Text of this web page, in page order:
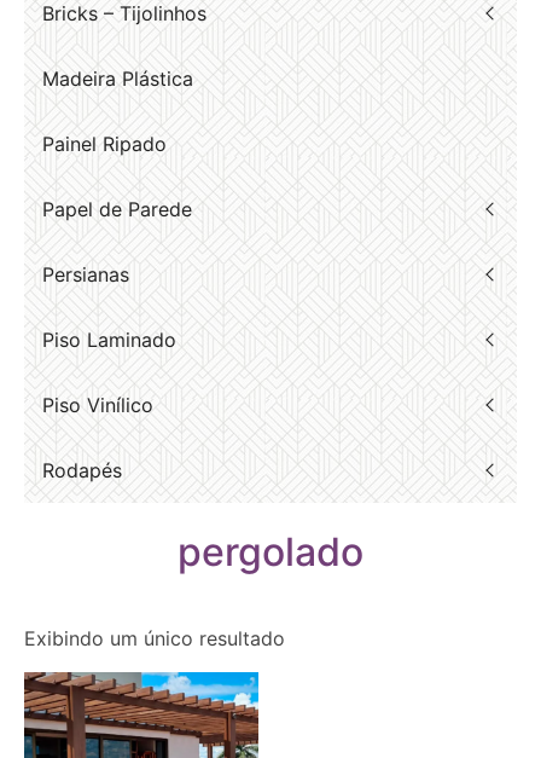
Bricks – Tijolinhos
Madeira Plástica
Painel Ripado
Papel de Parede
Persianas
Piso Laminado
Piso Vinílico
Rodapés
pergolado
Exibindo um único resultado